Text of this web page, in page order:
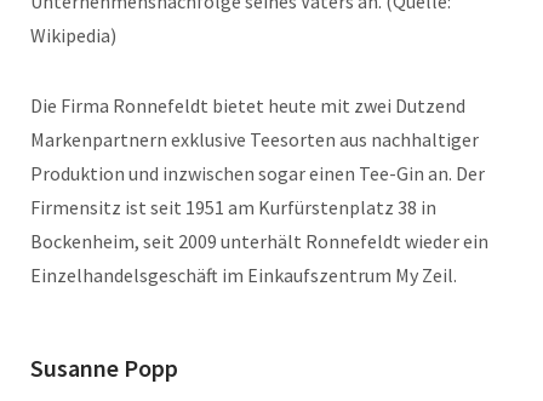
Wikipedia)
Die Firma Ronnefeldt bietet heute mit zwei Dutzend
Markenpartnern exklusive Teesorten aus nachhaltiger
Produktion und inzwischen sogar einen Tee-Gin an. Der
Firmensitz ist seit 1951 am Kurfürstenplatz 38 in
Bockenheim, seit 2009 unterhält Ronnefeldt wieder ein
Einzelhandelsgeschäft im Einkaufszentrum My Zeil.
Susanne Popp